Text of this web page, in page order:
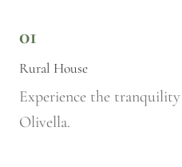
01
Rural House
Experience the
Olivella.